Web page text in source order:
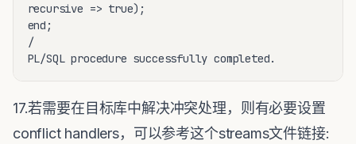
recursive => true);
end;
/
17.若需要在目标库中解决冲突处理，则有必要设置
conflict handlers，可以参考这个streams文件链接: